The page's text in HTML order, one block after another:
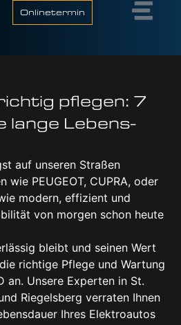
Onlinetermin
pfle­gen: 7
lan­ge Lebens­
auf unseren Straßen
wie PEUGEOT, CUPRA, oder
modern, effizient und
von morgen schon heute
bleibt und seinen Wert
richtige Pflege und Wartung
an. Unsere Experten in St.
Riegelsberg verraten Ihnen
Ihres Elektroautos